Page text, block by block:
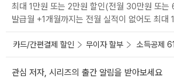
최대 1만원 또는 2만원 할인(전월 30만원 또는
발급월 +1개월까지는 전월 실적이 없어도 최대
카드/간편결제 할인 무이자 할부 소득공제
관심 저자, 시리즈의 출간 알림을 받아보세요